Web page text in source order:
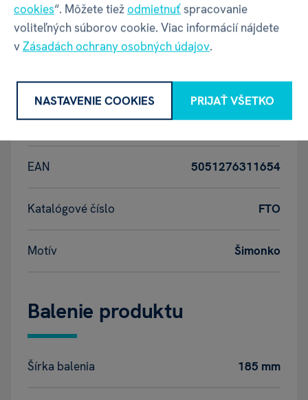
ALBI DETSKÉ FOTORÁMČEKY S MENOM
Kód produktu 27892
EAN 5051276311654
Katalógové číslo FTO
Motív Šimonko
Balenie produktu
Šírka balenia 185 mm
cookies“. Môžete tiežodmietnuťspracovanie
voliteľných súborov cookie. Viac informácií nájdete
vZásadách ochrany osobných údajov.
NASTAVENIE COOKIES PRIJAŤ VŠETKO